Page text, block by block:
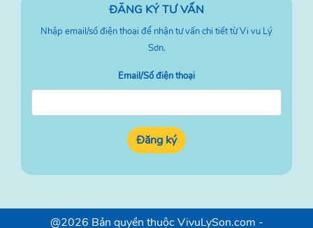
ĐĂNG KÝ TƯ VẤN
Nhập email/số điện thoại để nhận tư vấn chi tiết từ Vi vu Lý
Sơn.
Email/Số điện thoại
Đăng ký
@2026 Bản quyền thuộc VivuLySon.com -